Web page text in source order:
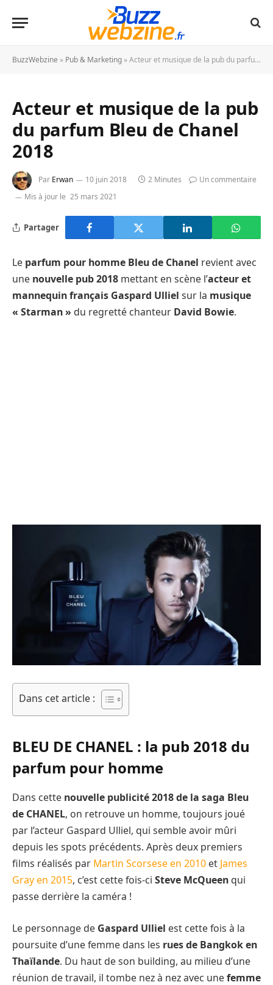
BuzzWebzine » Pub & Marketing »Acteur et musique de la pub du parfum Bleu de Chanel 2018
Acteur et musique de la pub
du parfum Bleu de Chanel
2018
Par Erwan 10 juin 2018 2 Minutes
Un commentaire
Mis à jour le 25 mars 2021
Partager
Le parfum pour homme Bleu de Chanel revient avec
une nouvelle pub 2018 mettant en scène l’acteur et
mannequin français Gaspard Ulliel sur la musique
« Starman » du regretté chanteur David Bowie.
Dans cet article :
BLEU DE CHANEL : la pub 2018 du
parfum pour homme
Dans cette nouvelle publicité 2018 de la saga Bleu
de CHANEL, on retrouve un homme, toujours joué
par l’acteur Gaspard Ulliel, qui semble avoir mûri
depuis les spots précédents. Après deux premiers
films réalisés par Martin Scorsese en 2010 et James
Gray en 2015, c’est cette fois-ci Steve McQueen qui
passe derrière la caméra !
Le personnage de Gaspard Ulliel est cette fois à la
poursuite d’une femme dans les rues de Bangkok en
Thaïlande. Du haut de son building, au milieu d’une
réunion de travail, il tombe nez à nez avec unefemme